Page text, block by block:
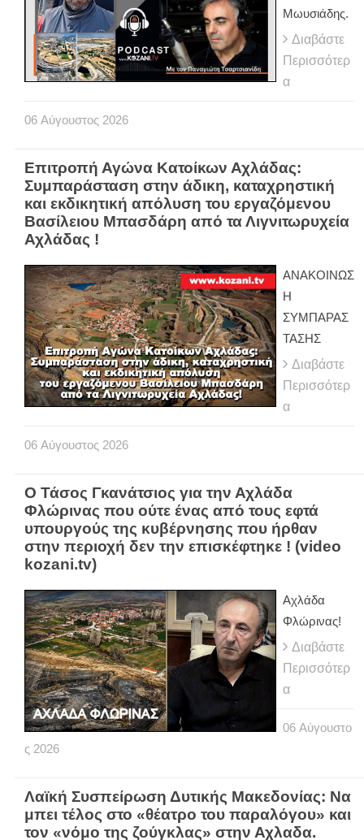
Μωυσιάδης.
Διαβάστε
Περισσότερ
α
06 Αύγουστος 2026
Επιτροπή Αγώνα Κατοίκων Αχλάδας:
Συμπαράσταση στην άδικη, καταχρηστική
και εκδικητική απόλυση του εργαζόμενου
Βασίλειου Μπασδάρη από τα Λιγνιτωρυχεία
Αχλάδας !
ΑΝΑΚΟΙΝΩΣ
Η
ΣΥΜΠΑΡΑΣ
ΤΑΣΗΣ
Διαβάστε
Περισσότερ
α
06 Αύγουστος 2026
Ο Τάσος Γκανάτσιος για την Αχλάδα
Φλώρινας που ούτε ένας από τους εφτά
υπουργούς της κυβέρνησης που ήρθαν
στην περιοχή δεν την επισκέφτηκε ! (video
kozani.tv)
Αχλάδα
Φλώρινας!
Διαβάστε
Περισσότερ
α
06 Αύγουστο
ς 2026
Λαϊκή Συσπείρωση Δυτικής Μακεδονίας: Να
μπει τέλος στο «θέατρο του παραλόγου» και
τον «νόμο της ζούγκλας» στην Αχλαδα.